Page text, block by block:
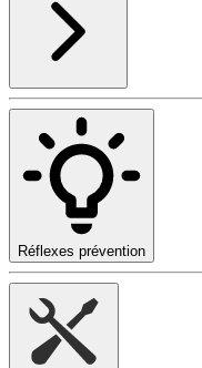
Réflexes prévention